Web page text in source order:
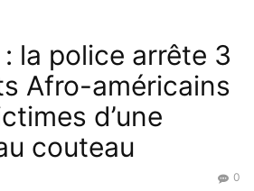
la police arrête 3
Afro-américains
d’une
couteau
0